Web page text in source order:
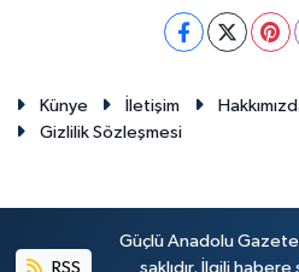
Künye İletişim
Gizlilik Sözleşmesi
RSS
Güçlü Anadolu
saklıdır. İlgili